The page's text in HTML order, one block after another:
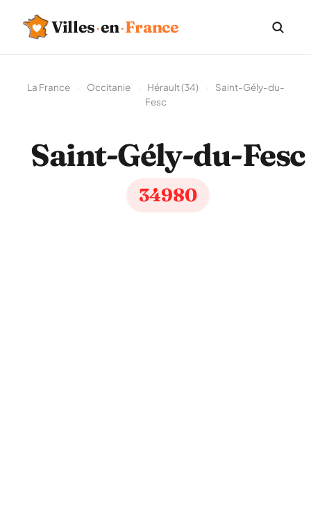
Villes·en·France
La France Occitanie Hérault (34)
Saint-Gély-du-
Fesc
Saint-Gély-du-Fesc
34980